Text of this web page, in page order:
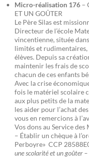
Micro-réalisation 176 –
ET UN GOÛTER
Le Père Silas est
Directeur de l’école
vincentienne, située
limités et rudimentaires,
élèves. Depuis sa
maintenir les frais de
chacun de ces enfants
Avec la crise
fois le matériel scolaire
aux plus petits de la
les aider pour l’achat
vous en remercions à
Vos dons au Service des
– Établir un chèque à
Perboyre» CCP
une scolarité et un goûter –